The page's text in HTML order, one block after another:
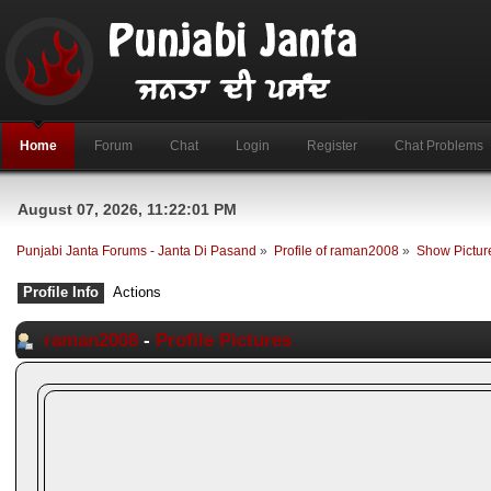
Home Forum Chat Login Register Chat Problems
August 07, 2026, 11:22:01 PM
Punjabi Janta Forums - Janta Di Pasand » Profile of raman2008 » Show
Profile Info Actions
raman2008 - Profile Pictures